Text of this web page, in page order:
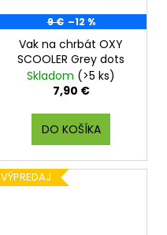
9 € –12 %
Vak na chrbát OXY
SCOOLER Grey dots
Skladom (>5 ks)
7,90 €
DO KOŠÍKA
VÝPREDAJ